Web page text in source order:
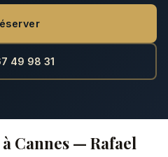
49 98 31
Cannes — Rafael